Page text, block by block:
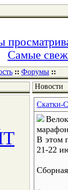
Самые
:: Форумы ::
Новости
Скатки-
В этом
21-22